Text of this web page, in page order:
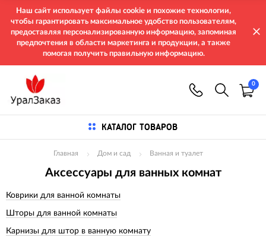
Наш сайт использует файлы cookie и похожие технологии,
чтобы гарантировать максимальное удобство пользователям,
предоставляя персонализированную информацию, запоминая
предпочтения в области маркетинга и продукции, а также
помогая получить правильную информацию.
0
КАТАЛОГ ТОВАРОВ
Главная Дом и сад Ванная и туалет
Аксессуары для ванных комнат
Коврики для ванной комнаты
Шторы для ванной комнаты
Карнизы для штор в ванную комнату